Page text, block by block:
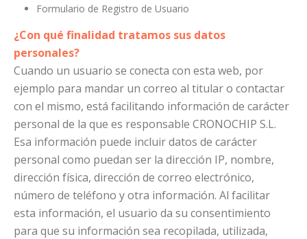
Formulario de Registro de Usuario
¿Con qué finalidad tratamos sus datos
personales?
Cuando un usuario se conecta con esta web, por
ejemplo para mandar un correo al titular o contactar
con el mismo, está facilitando información de carácter
personal de la que es responsable CRONOCHIP S.L.
Esa información puede incluir datos de carácter
personal como puedan ser la dirección IP, nombre,
dirección física, dirección de correo electrónico,
número de teléfono y otra información. Al facilitar
esta información, el usuario da su consentimiento
para que su información sea recopilada, utilizada,